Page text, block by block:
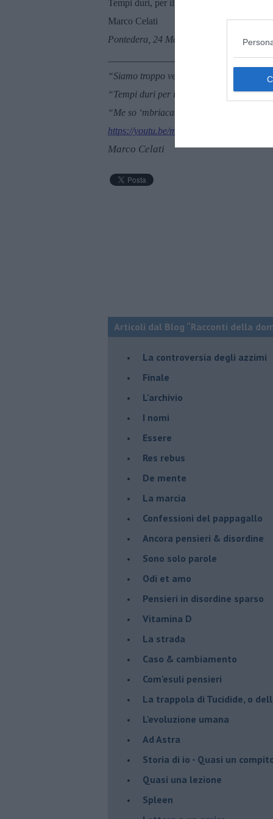
Tempi duri, per il cinghiale classico.
Marco Celati
Pontedera, 24 Maggio 2026
“Siamo troppo vecchi per crescere”,
“Tempi duri per il cinghiale classico”, o
“Me so ‘mbriacato” di Alessandro
https://youtu.be/
Marco Celati
Articoli dal Blog “Racconti della
La controversia degli azzimi
Finale
L'archivio
I nomi
Essere
Res rebus
De mente
La marcia
Confessioni del pappagallo
Ancora pensieri & disordine
Sono solo parole
Odi et amo
Pensieri in disordine sparso
Vitamina D
La strada
Caso & cambiamento
Com'esuli pensieri
La trappola di Tucidide, o
L'evoluzione umana
Ad Astra
Storia di io - Quasi un
Quasi una lezione
Spleen